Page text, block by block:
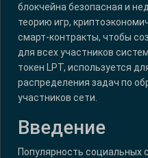
блокчейна безопасная и
теорию игр,
смарт-контракты, чтобы
для всех участников
токен LPT, используется
распределения задач по
участников сети.
Введение
Популярность социальных